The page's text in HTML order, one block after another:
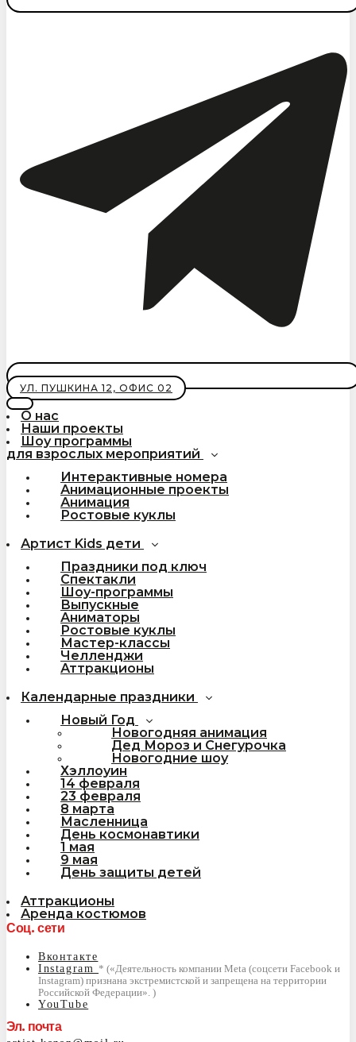
УЛ. ПУШКИНА 12, ОФИС 02
О нас
Наши проекты
Шоу программы
для взрослых мероприятий
Интерактивные номера
Анимационные проекты
Анимация
Ростовые куклы
Артист Kids дети
Праздники под ключ
Спектакли
Шоу-программы
Выпускные
Аниматоры
Ростовые куклы
Мастер-классы
Челленджи
Аттракционы
Календарные праздники
Новый Год
Новогодняя анимация
Дед Мороз и Снегурочка
Новогодние шоу
Хэллоуин
14 февраля
23 февраля
8 марта
Масленница
День космонавтики
1 мая
9 мая
День защиты детей
Аттракционы
Аренда костюмов
Соц. сети
Вконтакте
Instagram
YouTube
Эл. почта